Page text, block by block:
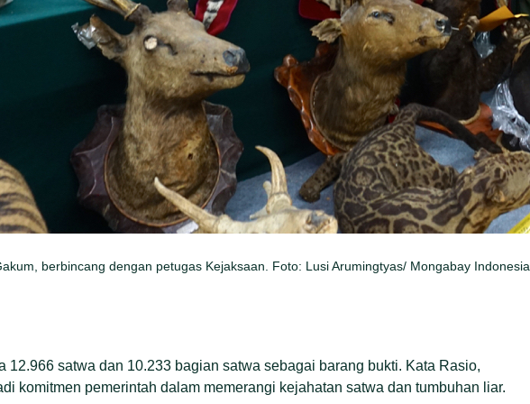
berbincang dengan petugas Kejaksaan. Foto: Lusi Arumingtyas/ Mongabay Indonesia
12.966 satwa dan 10.233 bagian satwa sebagai barang bukti. Kata Rasio,
komitmen pemerintah dalam memerangi kejahatan satwa dan tumbuhan liar.